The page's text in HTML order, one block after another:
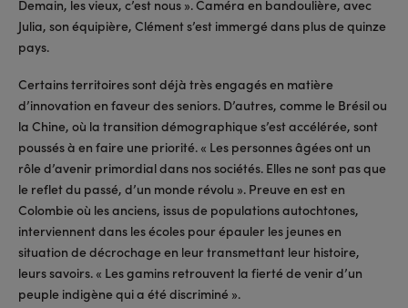
Demain, les vieux, c’est nous ». Caméra en bandoulière, avec
Julia, son équipière, Clément s’est immergé dans plus de quinze
pays.
Certains territoires sont déjà très engagés en matière
d’innovation en faveur des seniors. D’autres, comme le Brésil ou
la Chine, où la transition démographique s’est accélérée, sont
poussés à en faire une priorité. « Les personnes âgées ont un
rôle d’avenir primordial dans nos sociétés. Elles ne sont pas que
le reflet du passé, d’un monde révolu ». Preuve en est en
Colombie où les anciens, issus de populations autochtones,
interviennent dans les écoles pour épauler les jeunes en
situation de décrochage en leur transmettant leur histoire,
leurs savoirs. « Les gamins retrouvent la fierté de venir d’un
peuple indigène qui a été discriminé ».